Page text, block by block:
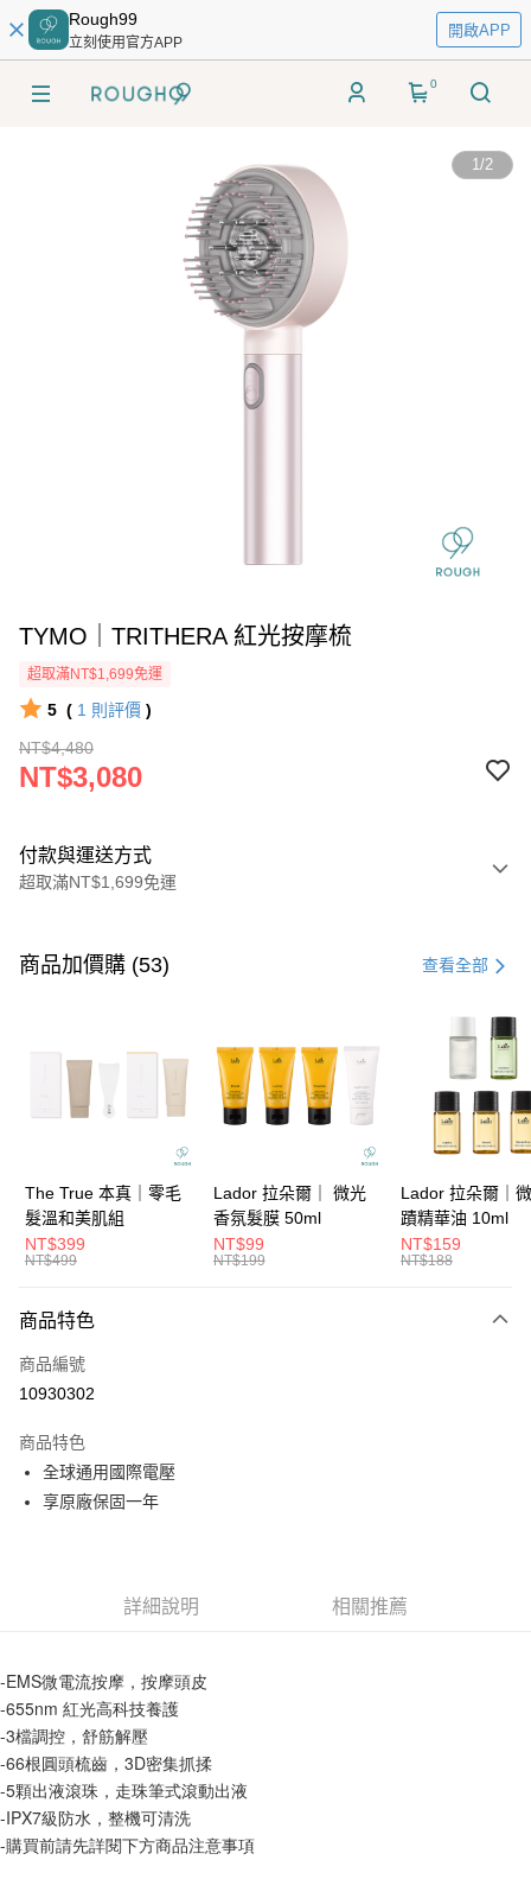
Rough99
立刻使用官方APP
開啟APP
0
1/2
TYMO｜TRITHERA 紅光按摩梳
超取滿NT$1,699免運
5 ( 1 則評價 )
NT$4,480
NT$3,080
付款與運送方式
超取滿NT$1,699免運
信用卡一次付款
NT$1,026 21家銀行
合作金庫商業銀行
第一商業銀行
華南商業銀行
彰化商業銀行
兆豐國際商業銀行
臺灣中小企業銀行
台中商業銀行
匯豐（台灣）商業銀行
華泰商業銀行
聯邦商業銀行
元大商業銀行
台灣樂天信用卡公司
6 期 0 利率 每期 NT$513 21家銀行
合作金庫商業銀行
第一商業銀行
台北富邦商業銀行
國泰世華商業銀行
兆豐國際商業銀行
臺灣中小企業銀行
台中商業銀行
匯豐（台灣）商業銀行
聯邦商業銀行
玉山商業銀行
台灣樂天信用卡公司
超商取貨付款
Apple Pay
街口支付
相關說明
【大哥付你分期使用說明】
2.付款方式選擇「大哥付你分期」，訂單成立後會自動跳轉到大哥付的交易
流程，驗證手機門號後，選擇欲分期的期數、繳款截止日，確認付款後即完
成交易。
3.實際核准額度、可分期數及費用金額請依後續交易確認頁面所載為準。
1.分期款項不併入電信帳單，「大哥付你分期」於每月結算日後寄送繳費提
帳／街口支付／iPASS MONEY」等通路繳費。
【注意事項】
1.本服務係由「台灣大哥大股份有限公司」（以下簡稱本公司）所提供，讓
用戶於交易時，得透過本服務購買商品或服務，並由商店將買賣／分期付款
買賣價金債權讓與本公司後，依約使用本公司帳單繳交帳款。
2.基於同意付款使用「大哥付你分期」之契約關係目的，商店將以您的個人
資料（包含姓名、電話或地址）提供予台灣大哥大進項蒐集、處理及利用，
由本公司與您本人進行分期帳單所需資料之確認、核對及更正。
運送方式
全家取貨付款
每筆NT$65，滿NT$1,699(含以上)免運費
每筆NT$65，滿NT$1,699(含以上)免運費
付款後7-11取貨
每筆NT$65，滿NT$1,699(含以上)免運費
宅配
每筆NT$80，滿NT$1,699(含以上)免運費
商品加價購 (53) 查看全部
The True 本真｜零毛
髮溫和美肌組
NT$399
NT$499
Lador 拉朵爾｜ 微光
香氛髮膜 50ml
NT$99
NT$199
Lador 拉朵爾｜
蹟精華油 10ml
NT$159
NT$188
商品特色
商品編號
10930302
商品特色
全球通用國際電壓
享原廠保固一年
詳細說明 相關推薦
-EMS微電流按摩，按摩頭皮
-655nm 紅光高科技養護
-3檔調控，舒筋解壓
-66根圓頭梳齒，3D密集抓揉
-5顆出液滾珠，走珠筆式滾動出液
-IPX7級防水，整機可清洗
-購買前請先詳閱下方商品注意事項